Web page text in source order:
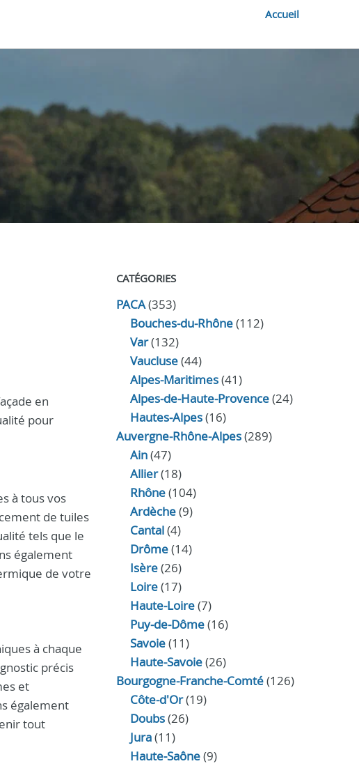
Accueil
en
pour
à tous vos
de tuiles
tels que le
également
de votre
à chaque
précis
et
également
tout
CATÉGORIES
PACA(353)
Bouches-du-Rhône(112)
Var(132)
Vaucluse(44)
Alpes-Maritimes(41)
Alpes-de-Haute-Provence(24)
Hautes-Alpes(16)
Auvergne-Rhône-Alpes(289)
Ain(47)
Allier(18)
Rhône(104)
Ardèche(9)
Cantal(4)
Drôme(14)
Isère(26)
Loire(17)
Haute-Loire(7)
Puy-de-Dôme(16)
Savoie(11)
Haute-Savoie(26)
Bourgogne-Franche-Comté(126)
Côte-d'Or(19)
Doubs(26)
Jura(11)
Haute‑Saône(9)